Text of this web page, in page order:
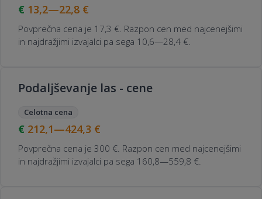
13,2—22,8 €
Povprečna cena je 17,3 €. Razpon cen med najcenejšimi
in najdražjimi izvajalci pa sega 10,6—28,4 €.
Podaljševanje las - cene
Celotna cena
212,1—424,3 €
Povprečna cena je 300 €. Razpon cen med najcenejšimi
in najdražjimi izvajalci pa sega 160,8—559,8 €.